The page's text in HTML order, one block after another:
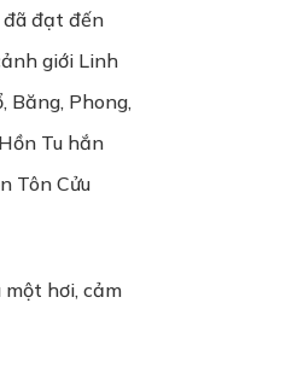
đã đạt đến
giới Linh
Băng, Phong,
Tu hắn
Tôn Cửu
hơi, cảm